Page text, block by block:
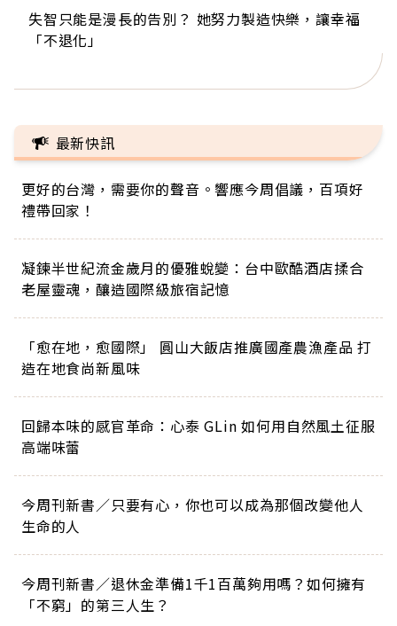
失智只能是漫長的告別？ 她努力製造快樂，讓幸福
「不退化」
來自剛果的巧克力神父 為台灣奉獻36年 「台灣是我
的家，我連作夢都講台語！」
63歲卸矽谷副總、搬回台灣找快樂！「蛋黃哥小
丑」走進安養院，逗樂上萬爺奶：退休後才開始真
104歲打破金氏世界紀錄 成為全球最年長羽球選
手，分享長壽的秘密原來是「這個」
事業巔峰他選擇追夢…黑手阿伯拉小提琴還登上小
巨蛋！連CNN都大讚！
最新快訊
更好的台灣，需要你的聲音。響應今周倡議，百項好
禮帶回家！
凝鍊半世紀流金歲月的優雅蛻變：台中歐酷酒店揉合
老屋靈魂，釀造國際級旅宿記憶
「愈在地，愈國際」 圓山大飯店推廣國產農漁產品 打
造在地食尚新風味
回歸本味的感官革命：心泰 GLin 如何用自然風土征服
高端味蕾
今周刊新書／只要有心，你也可以成為那個改變他人
生命的人
今周刊新書／退休金準備1千1百萬夠用嗎？如何擁有
「不窮」的第三人生？